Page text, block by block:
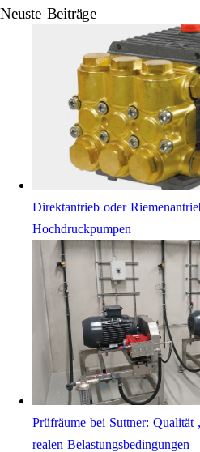
Neuste Beiträge
Direktantrieb oder
Hochdruckpumpen
Prüfräume bei Suttner: Qualität
realen Belastungsbedingungen